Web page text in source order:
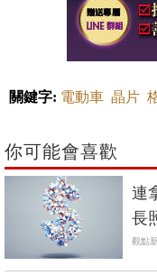
關鍵字: 電動車 晶片
你可能會喜歡
連
長
觀點